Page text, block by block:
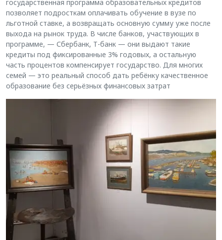
государственная программа образовательных кредитов
позволяет подросткам оплачивать обучение в вузе по
льготной ставке, а возвращать основную сумму уже после
выхода на рынок труда. В числе банков, участвующих в
программе, — Сбербанк, Т-банк — они выдают такие
кредиты под фиксированные 3% годовых, а остальную
часть процентов компенсирует государство. Для многих
семей — это реальный способ дать ребёнку качественное
образование без серьёзных финансовых затрат